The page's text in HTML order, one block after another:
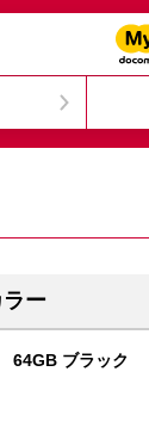
ー
64GB ブラック